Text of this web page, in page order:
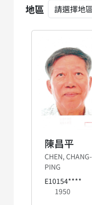
地區
陳昌平
CHEN, CHANG-
PING
E10154****
1950